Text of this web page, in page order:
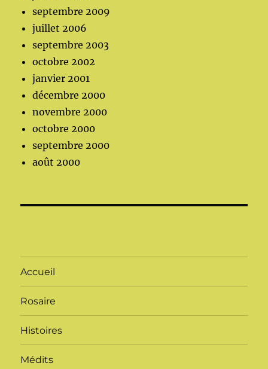
septembre 2009
juillet 2006
septembre 2003
octobre 2002
janvier 2001
décembre 2000
novembre 2000
octobre 2000
septembre 2000
août 2000
Accueil
Rosaire
Histoires
Médits